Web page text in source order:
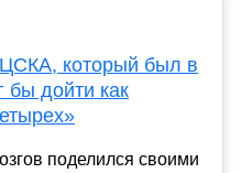
который был в
бы дойти как
поделился своими